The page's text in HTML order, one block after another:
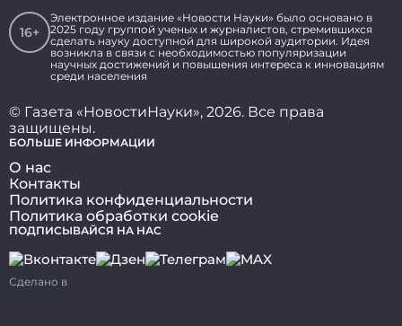
16+
Электронное издание «Новости Науки» было основано в
2025 году группой ученых и журналистов, стремившихся
сделать науку доступной для широкой аудитории. Идея
возникла в связи с необходимостью популяризации
научных достижений и повышения интереса к инновациям
среди населения
© Газета «НовостиНауки», 2026. Все права
защищены.
БОЛЬШЕ ИНФОРМАЦИИ
О нас
Контакты
Политика конфиденциальности
Политика обработки cookie
ПОДПИСЫВАЙСЯ НА НАС
Сделано в